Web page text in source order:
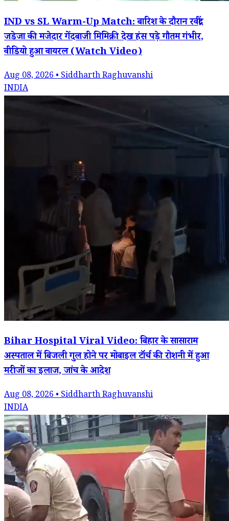
IND vs SL Warm-Up Match: बारिश के दौरान रवींद्र
जडेजा की मजेदार गेंदबाजी मिमिक्री देख हंस पड़े गौतम गंभीर,
वीडियो हुआ वायरल (Watch Video)
Aug 08, 2026 • Siddharth Raghuvanshi
INDIA
Bihar Hospital Viral Video: बिहार के सासाराम
अस्पताल में बिजली गुल होने पर मोबाइल टॉर्च की रोशनी में हुआ
मरीजों का इलाज, जांच के आदेश
Aug 08, 2026 • Siddharth Raghuvanshi
INDIA